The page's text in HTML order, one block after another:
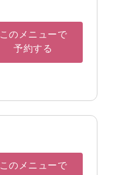
このメニューで
予約する
このメニューで